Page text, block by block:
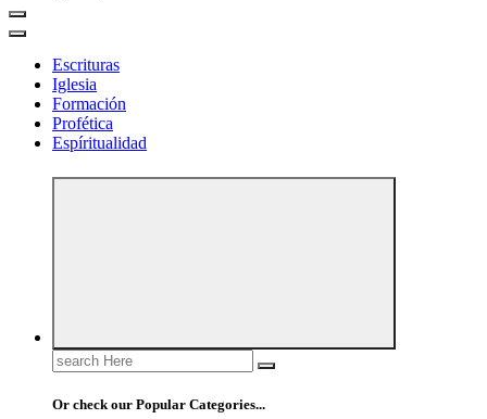
Escrituras
Iglesia
Formación
Profética
Espíritualidad
Search
for:
Or check our Popular Categories...